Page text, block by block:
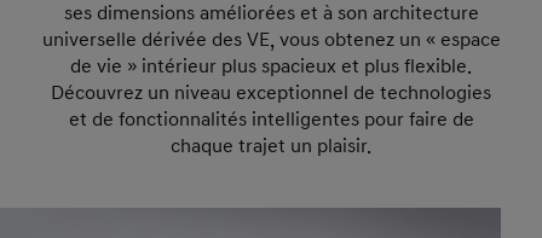
ses dimensions améliorées et à son architecture
universelle dérivée des VE, vous obtenez un « espace
de vie » intérieur plus spacieux et plus flexible.
Découvrez un niveau exceptionnel de technologies
et de fonctionnalités intelligentes pour faire de
chaque trajet un plaisir.